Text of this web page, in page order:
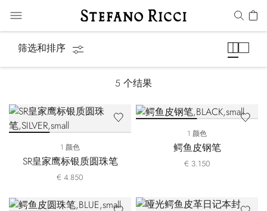
筛选和排序
5 个结果
1 颜色
SR皇家鹰标银质圆珠笔
€ 4.850
1 颜色
鳄鱼皮钢笔
€ 3.150